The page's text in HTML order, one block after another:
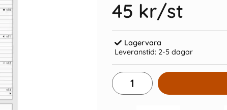
Kalender Väggblad Trend 2027 Väggkalender Color
45 kr/st
Lagervara
Leveranstid: 2-5 dagar